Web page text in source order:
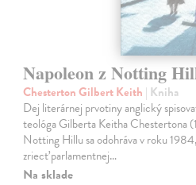
Napoleon z Notting
Chesterton Gilbert Keith | Kniha
Dej literárnej prvotiny anglický
teológa Gilberta Keitha Chestertona
Notting Hillu sa odohráva v roku
zriecť parlamentnej…
Na sklade